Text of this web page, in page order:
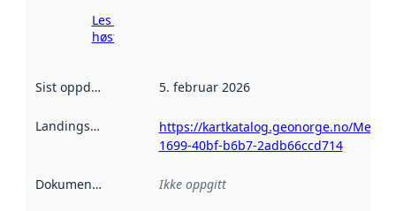
Les mer om
høsting her
Sist oppdatert 5. februar 2026
Landingsside
https://kartkatalog.geonorge.no/
1699-40bf-b6b7-2adb66ccd714
Dokumentasjon Ikke oppgitt